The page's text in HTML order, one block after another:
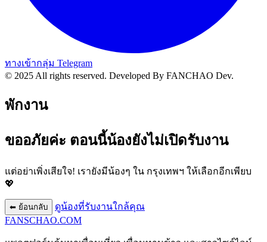
ทางเข้ากลุ่ม Telegram
© 2025 All rights reserved. Developed By FANCHAO Dev.
พักงาน
ขออภัยค่ะ ตอนนี้น้องยังไม่เปิดรับงาน
แต่อย่าเพิ่งเสียใจ! เรายังมีน้องๆ ใน กรุงเทพฯ ให้เลือกอีกเพียบ
💖
⬅ ย้อนกลับ
ดูน้องที่รับงานใกล้คุณ
FANSCHAO.COM